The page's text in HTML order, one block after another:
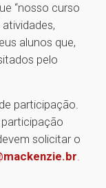
“nosso curso
alunos que,
pelo
participação.
solicitar o
.